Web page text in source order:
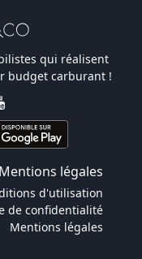
qui réalisent
budget carburant !
Mentions légales
d'utilisation
de confidentialité
Mentions légales